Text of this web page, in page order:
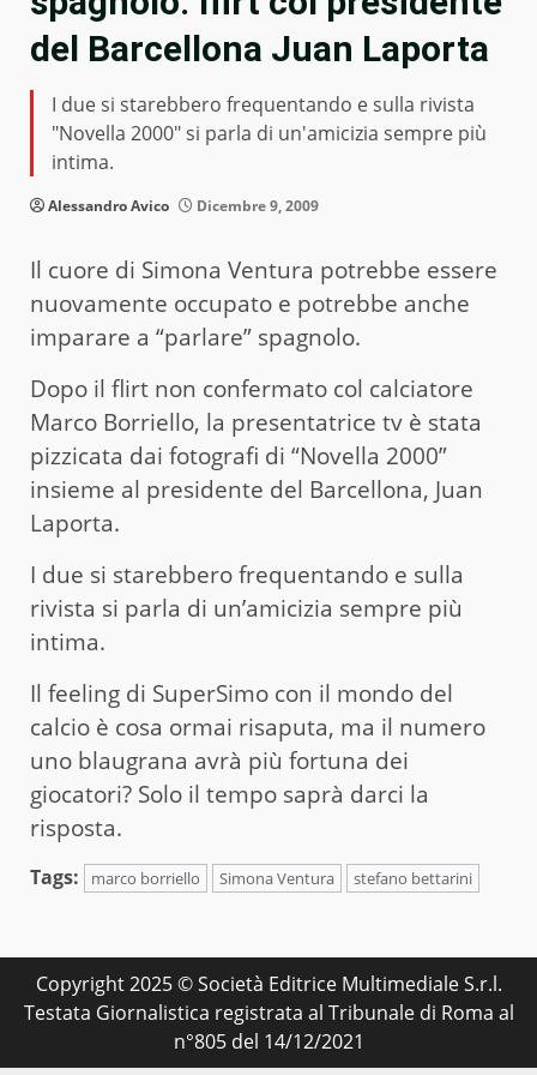
del Barcellona Juan Laporta
I due si starebbero frequentando e sulla rivista
"Novella 2000" si parla di un'amicizia sempre più
intima.
Alessandro Avico Dicembre 9, 2009
Il cuore di Simona Ventura potrebbe essere
nuovamente occupato e potrebbe anche
imparare a “parlare” spagnolo.
Dopo il flirt non confermato col calciatore
Marco Borriello, la presentatrice tv è stata
pizzicata dai fotografi di “Novella 2000”
insieme al presidente del Barcellona, Juan
Laporta.
I due si starebbero frequentando e sulla
rivista si parla di un’amicizia sempre più
intima.
Il feeling di SuperSimo con il mondo del
calcio è cosa ormai risaputa, ma il numero
uno blaugrana avrà più fortuna dei
giocatori? Solo il tempo saprà darci la
risposta.
Tags: marco borriello Simona Ventura stefano bettarini
Copyright 2025 © Società Editrice Multimediale S.r.l.
Testata Giornalistica registrata al Tribunale di Roma al
n°805 del 14/12/2021